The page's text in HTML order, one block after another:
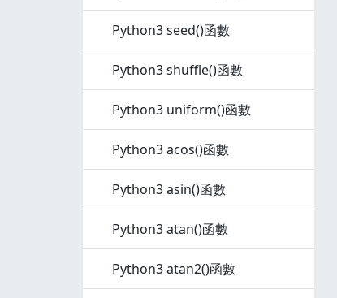
Python3 seed()函數
Python3 shuffle()函數
Python3 uniform()函數
Python3 acos()函數
Python3 asin()函數
Python3 atan()函數
Python3 atan2()函數